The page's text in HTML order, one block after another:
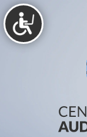
Vai
al
contenuto